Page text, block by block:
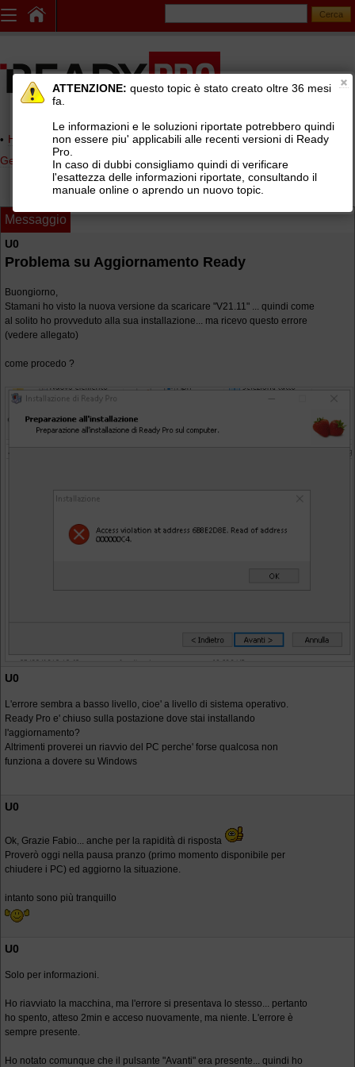
Home page> AREE DI SUPPORTO TECNICO GRATUITO>
Gestionale Ready Pro>Installazione e configurazione Ready Pro
Messaggio
U0
Problema su Aggiornamento Ready
Buongiorno,
Stamani ho visto la nuova versione da scaricare "V21.11" ... quindi come
al solito ho provveduto alla sua installazione... ma ricevo questo errore
(vedere allegato)
come procedo ?
U0
L'errore sembra a basso livello, cioe' a livello di sistema operativo.
Ready Pro e' chiuso sulla postazione dove stai installando
l'aggiornamento?
Altrimenti proverei un riavvio del PC perche' forse qualcosa non
funziona a dovere su Windows
U0
Ok, Grazie Fabio... anche per la rapidità di risposta
Proverò oggi nella pausa pranzo (primo momento disponibile per
chiudere i PC) ed aggiorno la situazione.
intanto sono più tranquillo
U0
Solo per informazioni.
Ho riavviato la macchina, ma l'errore si presentava lo stesso... pertanto
ho spento, atteso 2min e acceso nuovamente, ma niente. L'errore è
sempre presente.
Ho notato comunque che il pulsante "Avanti" era presente... quindi ho
ATTENZIONE: questo topic è stato creato oltre 36 mesi
fa.
Le informazioni e le soluzioni riportate potrebbero quindi
non essere piu' applicabili alle recenti versioni di Ready
Pro.
In caso di dubbi consigliamo quindi di verificare
l'esattezza delle informazioni riportate, consultando il
manuale online o aprendo un nuovo topic.